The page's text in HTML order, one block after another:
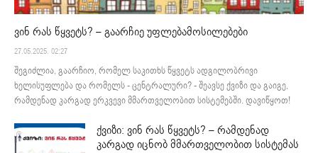
ვინ რას წყვეტს? – გაარჩიე უფლებამოსილებები
27.05.2025. 02:27
შეგიძლია, გაარჩიო, რომელ საკითხს წყვეტს ადგილობრივი
ხელისუფლება და რომელს - ცენტრალური? - შეავსე ქვიზი და გაიგე,
რამდენად კარგად ერკვევი მმართველობით სისტემებში. დავიწყოთ!
ქვიზი: ვინ რას წყვეტს? – რამდენად
კარგად იცნობ მმართველობით სისტემას